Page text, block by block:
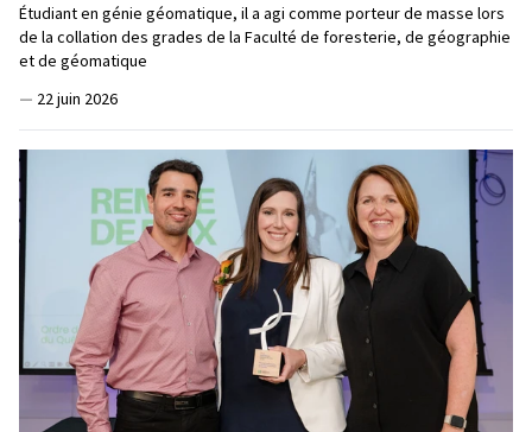
Étudiant en génie géomatique, il a agi comme porteur de masse lors
de la collation des grades de la Faculté de foresterie, de géographie
et de géomatique
— 22 juin 2026